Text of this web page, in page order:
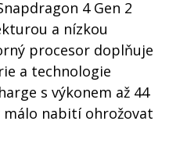
4 Gen 2
a nízkou
procesor doplňuje
a technologie
s výkonem až 44
málo nabití ohrožovat